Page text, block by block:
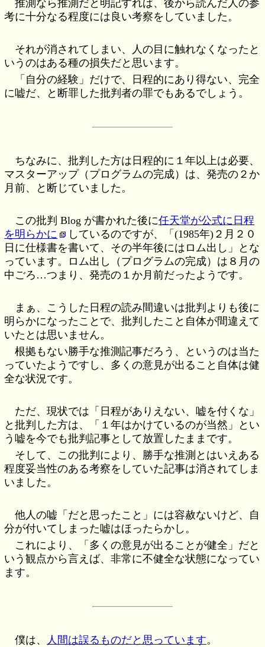
推測なら推測だと明記すれば、後から読んだ人の参
考に十分なる程度には良い考察をしていました。
それが消されてしまい、人の目に触れなくなったと
いうのはある種の損失だと思います。
「自分の経験」だけで、日程的にあり得ない、完全
に嘘だ、と断罪した批判者の罪でもあるでしょう。
ちなみに、批判した方は日程的に１年以上は必要、
マスターアップ（プログラムの完成）は、発売の２か
月前、と断じていました。
この批判 Blog が書かれた後に任天堂が公式に日程
を明らかに
しているのですが、「(1985年)２月２０
日に仕様書を書いて、その半年後にはロム出し」とな
っています。ロム出し（プログラムの完成）は８月の
中ごろ…つまり、発売の１か月前だったようです。
まぁ、こうした日程の読み間違いは批判よりも後に
明らかになったことで、批判したこと自体が間違えて
いたとは思いません。
根拠もない勝手な推測記事だろう、というのは当た
っていたようですし、多くの意見が出ること自体は健
全な状況です。
ただ、現状では「日程がありえない、嘘を付くな」
と批判した方は、「１年はかけているのが当然」とい
う嘘を今でも批判記事として放置したままです。
そして、この批判により、勝手な推測とはいえある
程度妥当性のある考察をしていた記事は消されてしま
いました。
他人の嘘「だと思ったこと」には容赦ないけど、自
分が付いてしまった嘘はほったらかし。
これにより、「多くの意見が出ることが健全」だと
いう観点から言えば、非常に不健全な状態になってい
ます。
僕は、 人間は誤るものだと思っています。